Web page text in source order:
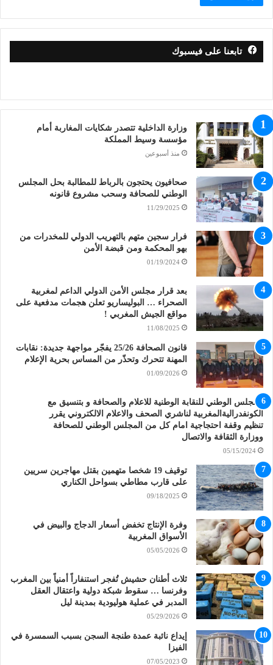
تابعنا على فيسبوك
وزارة الداخلية تتصدر شكايات المغاربة أمام
مؤسسة وسيط المملكة
منذ أسبوعين
صحافيون يحتجون بالرباط للمطالبة بحل المجلس
الوطني للصحافة وسحب مشروع قانونه
11/29/2025
فرار سجين متهم بالتهريب الدولي للمخدرات من
بهو المحكمة ومن قبضة الأمن
01/19/2024
بعد قرار مجلس الأمن الدولي الداعم لمغربية
الصحراء … البوليساريو تعلن هجمات مدفعية على
مواقع الجيش المغربي !
11/08/2025
قانون الصحافة 25/26 يفجّر مواجهة جديدة: نقابات
المهنة تتحرك وتحذّر من المساس بحرية الإعلام
01/09/2026
المجلس الوطني للنقابة الوطنية للاعلام والصحافة و بتنسيق مع
الكونفدراليةالمغربية لناشري الصحف والاعلام الالكتروني يقرر
تنظيم وقفة احتجاجية امام كل من المجلس الوطني للصحافة
ووزارة الثقافة والاتصال
05/15/2024
توقيف 19 شخصا متهمين بقتل مهاجرين سريين
على قارب مطاطي بسواحل الكناري
09/18/2025
وفرة الإنتاج تخفض أسعار الدجاج والبيض في
الأسواق المغربية
05/05/2026
ثلاث أطنان حشيش تُفجر استنفاراً أمنياً بين المغرب
وفرنسا … سقوط شبكة دولية واعتقال العقل
المدبر في عملية هوليودية بمدينة ليل
05/29/2026
إيداع نائبة عمدة طنجة السجن بسبب السمسرة في
الفيزا
07/05/2023